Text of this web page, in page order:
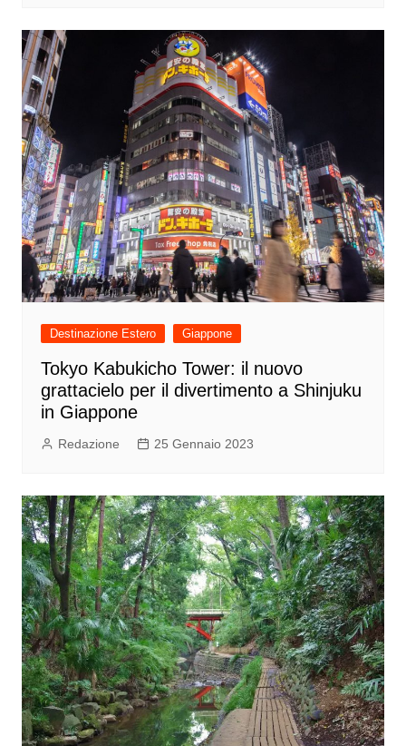
Destinazione Estero Giappone
Tokyo Kabukicho Tower: il nuovo
grattacielo per il divertimento a Shinjuku
in Giappone
Redazione 25 Gennaio 2023